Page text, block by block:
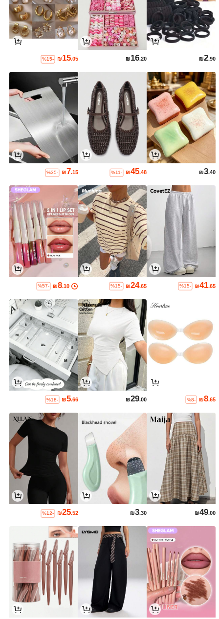
₪2.90
₪16.20
₪15.05
%15-
₪3.40
₪45.48
%11-
₪7.15
%35-
₪41.65
%15-
₪24.65
%15-
₪8.10
%57-
₪8.65
%8-
₪29.00
₪5.66
%18-
₪49.00
₪3.30
₪25.52
%12-